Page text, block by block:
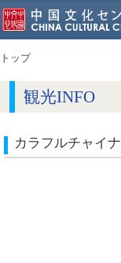
トップ
観光INFO
カラフルチャイナ